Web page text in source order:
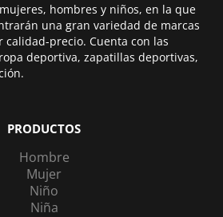
hombres y niños, en la que
una gran variedad de marcas
precio. Cuenta con las
deportiva, zapatillas deportivas,
PRODUCTOS
Hombre
Mujer
Niño
Niña